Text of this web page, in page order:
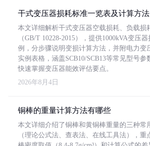
干式变压器损耗标准一览表及计算方法
本文详细解析干式变压器空载损耗、负载损
（GB/T 10228-2015），提供1000kVA变压
例，分步骤说明变损计算方法，并附电力变
实例表格，涵盖SCB10/SCB13等常见型号参
快速掌握变压器能效评估要点。
2026年8月4日
铜棒的重量计算方法有哪些
本文详细介绍了铜棒和黄铜棒重量的三种常
（理论公式法、查表法、在线工具法），重